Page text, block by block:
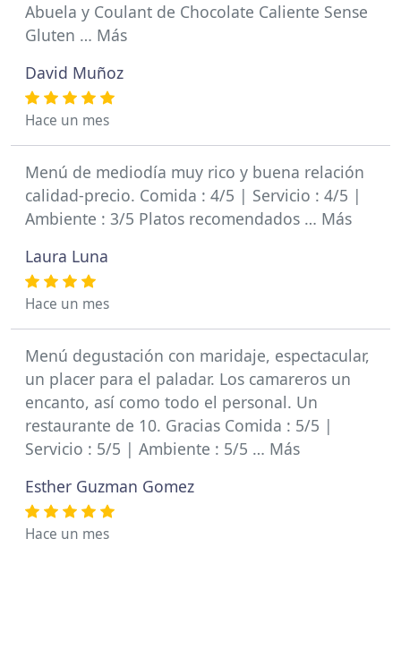
Abuela y Coulant de Chocolate Caliente Sense
Gluten … Más
David Muñoz
Hace un mes
Menú de mediodía muy rico y buena relación
calidad-precio. Comida : 4/5 | Servicio : 4/5 |
Ambiente : 3/5 Platos recomendados … Más
Laura Luna
Hace un mes
Menú degustación con maridaje, espectacular,
un placer para el paladar. Los camareros un
encanto, así como todo el personal. Un
restaurante de 10. Gracias Comida : 5/5 |
Servicio : 5/5 | Ambiente : 5/5 … Más
Esther Guzman Gomez
Hace un mes